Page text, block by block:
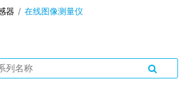
器 在线图像测量仪